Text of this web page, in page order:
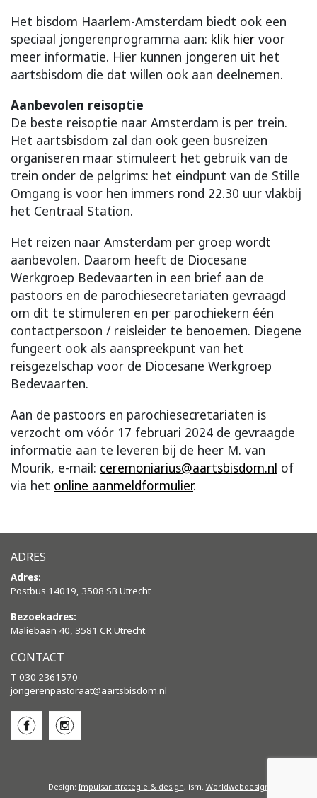
Het bisdom Haarlem-Amsterdam biedt ook een
speciaal jongerenprogramma aan: klik hier voor
meer informatie. Hier kunnen jongeren uit het
aartsbisdom die dat willen ook aan deelnemen.
Aanbevolen reisoptie
De beste reisoptie naar Amsterdam is per trein.
Het aartsbisdom zal dan ook geen busreizen
organiseren maar stimuleert het gebruik van de
trein onder de pelgrims: het eindpunt van de Stille
Omgang is voor hen immers rond 22.30 uur vlakbij
het Centraal Station.
Het reizen naar Amsterdam per groep wordt
aanbevolen. Daarom heeft de Diocesane
Werkgroep Bedevaarten in een brief aan de
pastoors en de parochiesecretariaten gevraagd
om dit te stimuleren en per parochiekern één
contactpersoon / reisleider te benoemen. Diegene
fungeert ook als aanspreekpunt van het
reisgezelschap voor de Diocesane Werkgroep
Bedevaarten.
Aan de pastoors en parochiesecretariaten is
verzocht om vóór 17 februari 2024 de gevraagde
informatie aan te leveren bij de heer M. van
Mourik, e-mail: ceremoniarius@aartsbisdom.nl of
via het online aanmeldformulier.
ADRES
Adres:
Postbus 14019, 3508 SB Utrecht
Bezoekadres:
Maliebaan 40, 3581 CR Utrecht
CONTACT
T 030 2361570
jongerenpastoraat@aartsbisdom.nl
Design: Impulsar strategie & design, ism. Worldwebdesign